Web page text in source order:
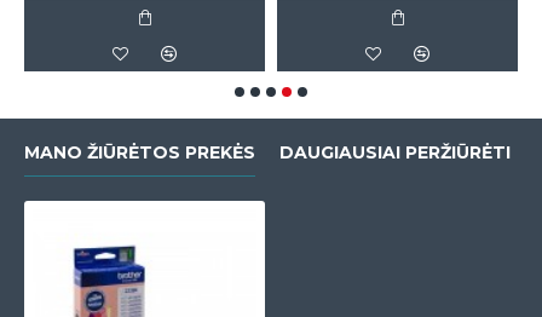
MANO ŽIŪRĖTOS PREKĖS DAUGIAUSIAI PERŽIŪRĖTI